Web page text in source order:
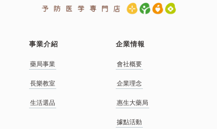
事業介紹
藥局事業
長樂教室
生活選品
企業情報
會社概要
企業理念
惠生大藥局
據點活動